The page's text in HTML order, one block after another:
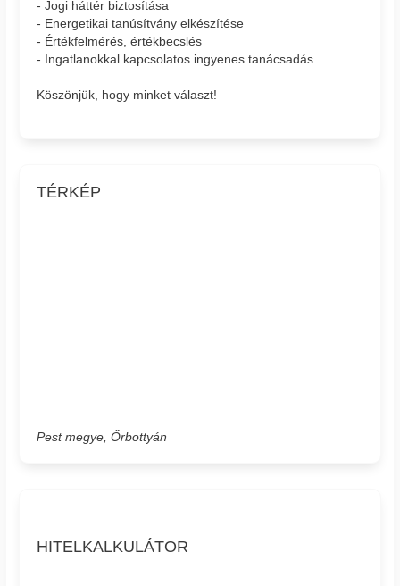
- Jogi háttér biztosítása
- Energetikai tanúsítvány elkészítése
- Értékfelmérés, értékbecslés
- Ingatlanokkal kapcsolatos ingyenes tanácsadás
Köszönjük, hogy minket választ!
TÉRKÉP
Pest megye, Őrbottyán
HITELKALKULÁTOR